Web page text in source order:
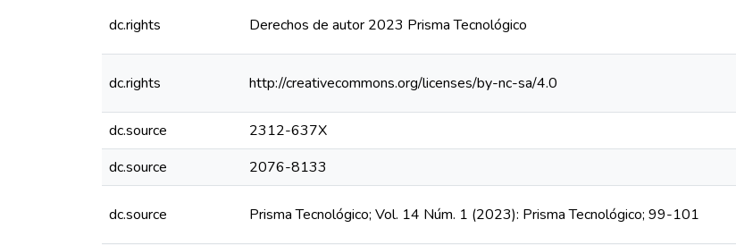
dc.rights Derechos de autor 2023 Prisma Tecnológico
dc.rights http://creativecommons.org/licenses/by-nc-sa/4.0
dc.source
2312-637X
dc.source
2076-8133
dc.source Prisma Tecnológico; Vol. 14 Núm. 1 (2023): Prisma Tecnológico; 99-101